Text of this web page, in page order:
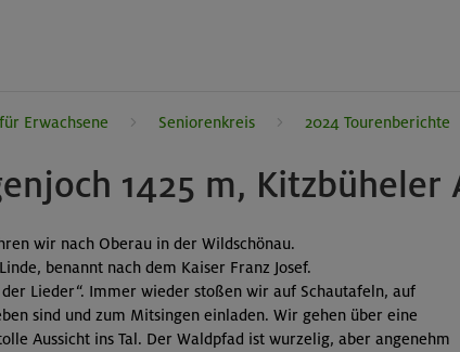
Erwachsene Seniorenkreis 2024 Tourenberichte
1425 m, Kitzbüheler
wir nach Oberau in der Wildschönau.
benannt nach dem Kaiser Franz Josef.
Lieder“. Immer wieder stoßen wir auf Schautafeln, auf
sind und zum Mitsingen einladen. Wir gehen über eine
Aussicht ins Tal. Der Waldpfad ist wurzelig, aber angenehm